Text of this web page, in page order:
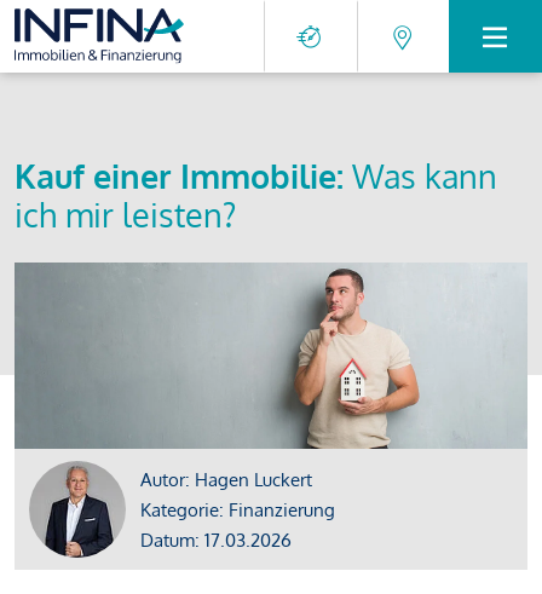
Kauf einer Immobilie: Was kann
ich mir leisten?
Autor: Hagen Luckert
Kategorie: Finanzierung
Datum: 17.03.2026